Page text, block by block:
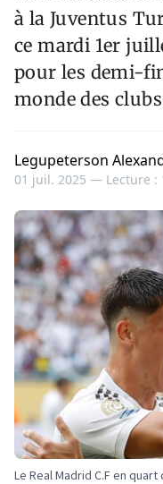
à la Juventus
ce mardi 1er
pour les demi-
monde des
Legupeterson
01 juil. 2025 — Lecture :
Le Real Madrid C.F en quart